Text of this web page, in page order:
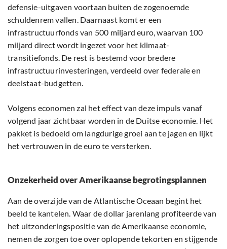
defensie-uitgaven voortaan buiten de zogenoemde
schuldenrem vallen. Daarnaast komt er een
infrastructuurfonds van 500 miljard euro, waarvan 100
miljard direct wordt ingezet voor het klimaat-
transitiefonds. De rest is bestemd voor bredere
infrastructuurinvesteringen, verdeeld over federale en
deelstaat-budgetten.
Volgens economen zal het effect van deze impuls vanaf
volgend jaar zichtbaar worden in de Duitse economie. Het
pakket is bedoeld om langdurige groei aan te jagen en lijkt
het vertrouwen in de euro te versterken.
Onzekerheid over Amerikaanse begrotingsplannen
Aan de overzijde van de Atlantische Oceaan begint het
beeld te kantelen. Waar de dollar jarenlang profiteerde van
het uitzonderingspositie van de Amerikaanse economie,
nemen de zorgen toe over oplopende tekorten en stijgende